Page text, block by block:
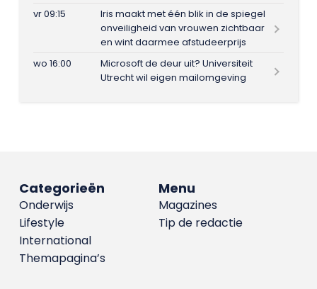
vr 09:15
Iris maakt met één blik in de spiegel
onveiligheid van vrouwen zichtbaar
en wint daarmee afstudeerprijs
wo 16:00
Microsoft de deur uit? Universiteit
Utrecht wil eigen mailomgeving
Menu
Magazines
Tip de redactie
Categorieën
Onderwijs
Lifestyle
International
Themapagina’s